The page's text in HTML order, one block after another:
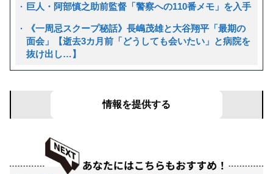
巨人・阿部慎之助前監督「警察への110番メモ」を入手
《一周忌スクープ秘話》長嶋茂雄と大谷翔平「最期の
面会」【逝去3カ月前「どうしても会いたい」と病院を
抜け出し…】
あなたの目の前で起きた事件を募集！
情報を提供する